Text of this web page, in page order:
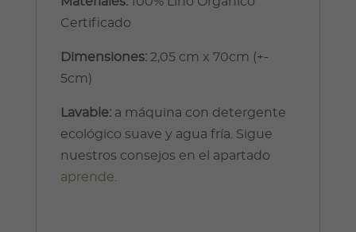
Certificado
Dimensiones: 2,05 cm x 70cm (+-
5cm)
Lavable: a máquina con detergente
ecológico suave y agua fría. Sigue
nuestros consejos en el apartado
aprende